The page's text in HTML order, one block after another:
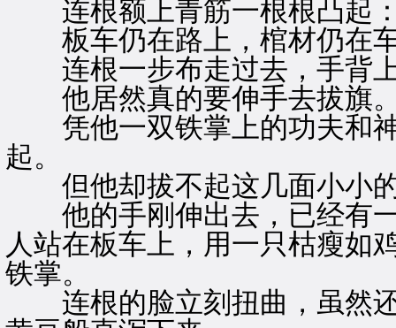
连根额上青筋一根根凸起：
板车仍在路上，棺材仍在车
连根一步布走过去，手背上
他居然真的要伸手去拔旗
凭他一双铁掌上的功夫和神
起。
但他却拔不起这几面小小
他的手刚伸出去，已经有一
人站在板车上，用一只枯瘦如
铁掌。
连根的脸立刻扭曲，虽然还